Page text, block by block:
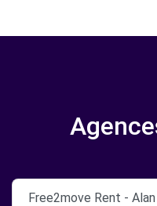
Free2move Rent -